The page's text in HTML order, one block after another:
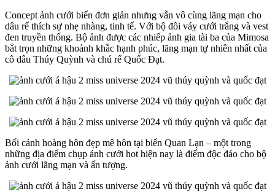
Concept ảnh cưới biển đơn giản nhưng vẫn vô cùng lãng mạn cho
dâu rể thích sự nhẹ nhàng, tinh tế. Với bộ đôi váy cưới trắng và vest
đen truyền thống. Bộ ảnh được các nhiếp ảnh gia tài ba của Mimosa
bắt trọn những khoảnh khắc hạnh phúc, lãng mạn tự nhiên nhất của
cô dâu Thúy Quỳnh và chú rể Quốc Đạt.
Bối cảnh hoàng hôn đẹp mê hôn tại biển Quan Lạn – một trong
những địa điểm chụp ảnh cưới hot hiện nay là điểm độc đáo cho bộ
ảnh cưới lãng mạn và ấn tượng.